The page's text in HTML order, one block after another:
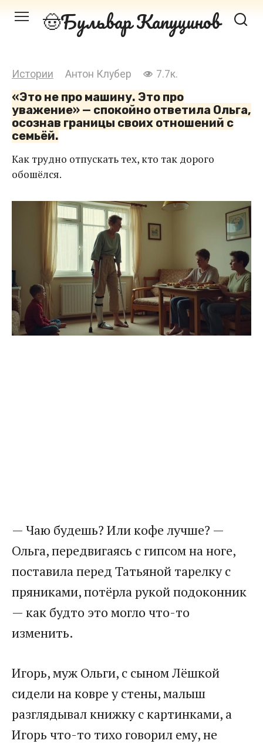
Перейти Бульвар Капуцинов
Истории Антон Клубер 7.7к.
«Это не про машину. Это про
уважение» — спокойно ответила Ольга,
осознав границы своих отношений с
семьёй.
Как трудно отпускать тех, кто так дорого
обошёлся.
— Чаю будешь? Или кофе лучше? —
Ольга, передвигаясь с гипсом на ноге,
поставила перед Татьяной тарелку с
пряниками, потёрла рукой подоконник
— как будто это могло что-то
изменить.
Игорь, муж Ольги, с сыном Лёшкой
сидели на ковре у стены, малыш
разглядывал книжку с картинками, а
Игорь что-то тихо говорил ему, не